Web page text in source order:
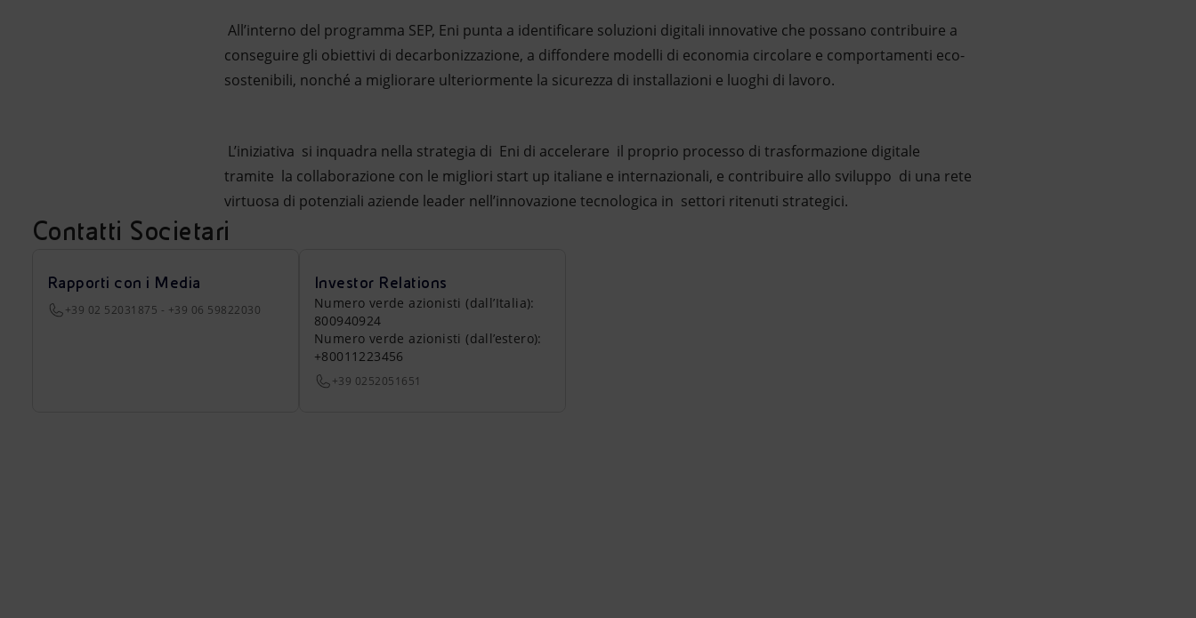
All’interno del programma SEP, Eni punta a identificare soluzioni digitali innovative che possano contribuire a
conseguire gli obiettivi di decarbonizzazione, a diffondere modelli di economia circolare e comportamenti eco-
sostenibili, nonché a migliorare ulteriormente la sicurezza di installazioni e luoghi di lavoro.
L’iniziativa si inquadra nella strategia di Eni di accelerare il proprio processo di trasformazione digitale
tramite la collaborazione con le migliori start up italiane e internazionali, e contribuire allo sviluppo di una rete
virtuosa di potenziali aziende leader nell’innovazione tecnologica in settori ritenuti strategici.
Contatti Societari
Rapporti con i Media
+39 02 52031875 - +39 06 59822030
Investor Relations
Numero verde azionisti (dall’Italia):
800940924
Numero verde azionisti (dall’estero):
+80011223456
+39 0252051651